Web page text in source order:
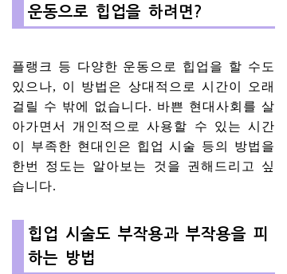
운동으로 힙업을 하려면?
플랭크 등 다양한 운동으로 힙업을 할 수도
있으나, 이 방법은 상대적으로 시간이 오래
걸릴 수 밖에 없습니다. 바쁜 현대사회를 살
아가면서 개인적으로 사용할 수 있는 시간
이 부족한 현대인은 힙업 시술 등의 방법을
한번 정도는 알아보는 것을 권해드리고 싶
습니다.
힙업 시술도 부작용과 부작용을 피
하는 방법